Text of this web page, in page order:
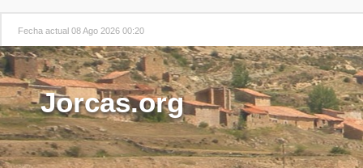
Fecha actual 08 Ago 2026 00:20
Jorcas.org